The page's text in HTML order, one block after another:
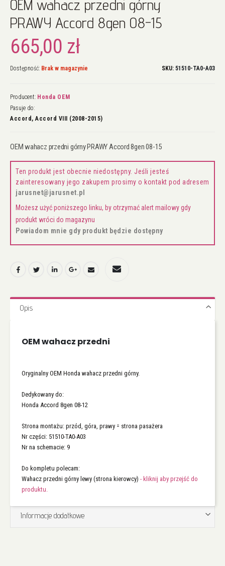
początek
galerii
OEM wahacz przedni górny
PRAWY Accord 8gen 08-15
665,00 zł
Dostępność: Brak w magazynie SKU 51510-TA0-A03
Producent: Honda OEM
Pasuje do:
Accord, Accord VIII (2008-2015)
OEM wahacz przedni górny PRAWY Accord 8gen 08-15
Ten produkt jest obecnie niedostępny. Jeśli jesteś
zainteresowany jego zakupem prosimy o kontakt pod adresem
jarusnet@jarusnet.pl
Możesz użyć poniższego linku, by otrzymać alert mailowy gdy
produkt wróci do magazynu
Powiadom mnie gdy produkt będzie dostępny
Opis
OEM wahacz przedni
Oryginalny OEM Honda wahacz przedni górny.
Dedykowany do:
Honda Accord 8gen 08-12
Strona montażu: przód, góra, prawy = strona pasażera
Nr części: 51510-TA0-A03
Nr na schemacie: 9
Do kompletu polecam:
Wahacz przedni górny lewy (strona kierowcy) - kliknij aby przejść do
produktu.
Informacje dodatkowe